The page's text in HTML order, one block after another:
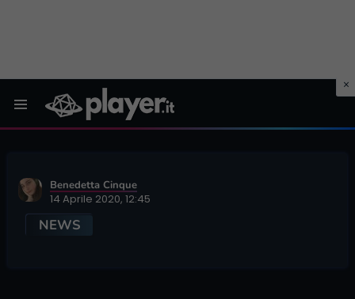
Benedetta Cinque
14 Aprile 2020, 12:45
NEWS